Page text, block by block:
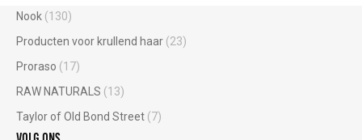
Nook (130)
Producten voor krullend haar (23)
Proraso (17)
RAW NATURALS (13)
Taylor of Old Bond Street (7)